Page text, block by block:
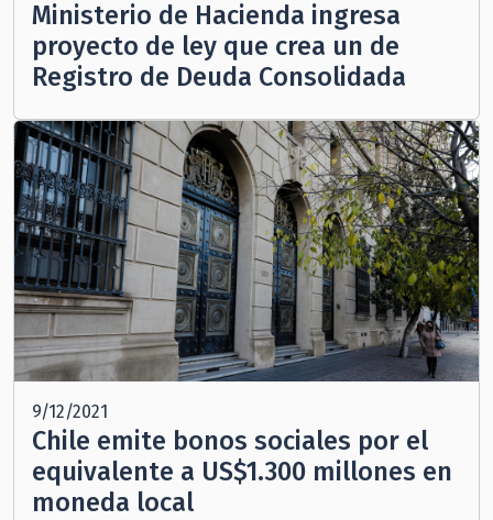
Ministerio de Hacienda ingresa
proyecto de ley que crea un de
Registro de Deuda Consolidada
9/12/2021
Chile emite bonos sociales por el
equivalente a US$1.300 millones en
moneda local